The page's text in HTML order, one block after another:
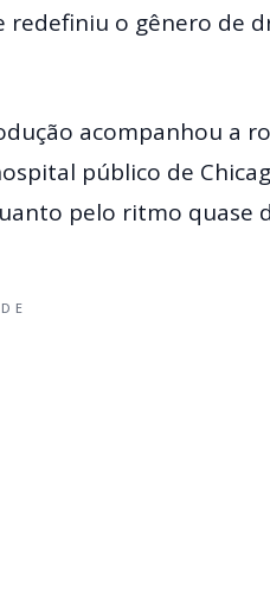
redefiniu o gênero de
acompanhou a
público de
pelo ritmo quase